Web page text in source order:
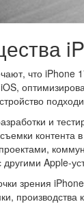
что iPhone
и
контента
другими Apple-
зрения
производства